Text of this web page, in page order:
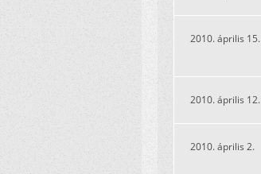
2010. április 15.
2010. április 12.
2010. április 2.